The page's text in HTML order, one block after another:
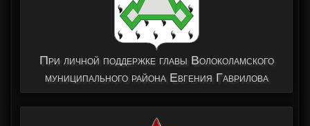
При личной поддержке главы Волоколамского
муниципального района Евгения Гаврилова